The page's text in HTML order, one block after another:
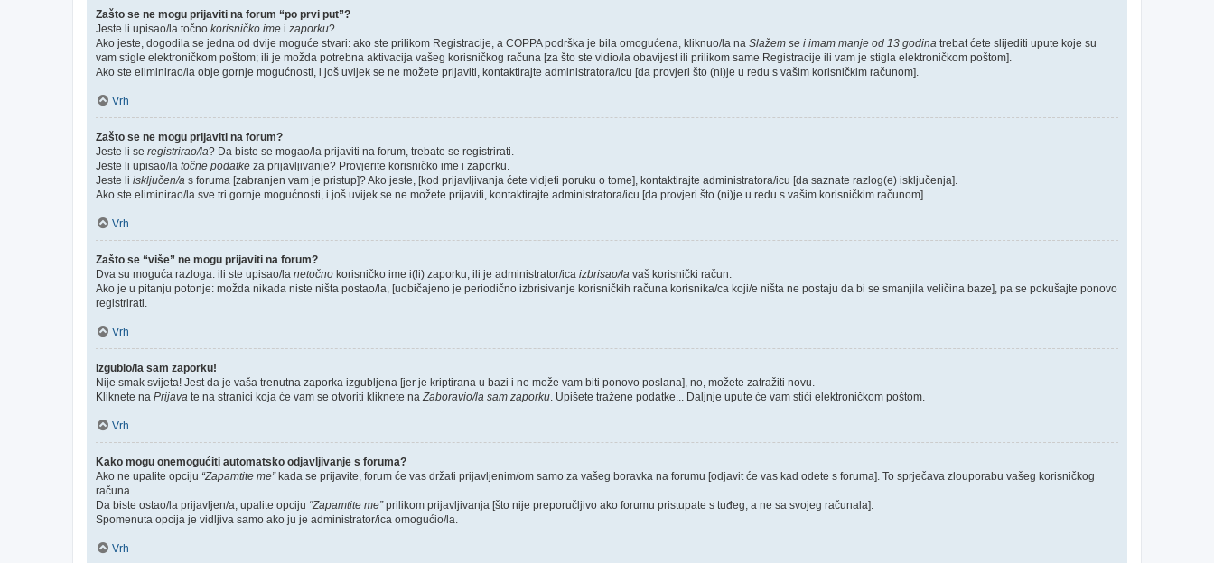
Zašto se ne mogu prijaviti na forum “po prvi put”?
Jeste li upisao/la točno korisničko ime i zaporku?
Ako jeste, dogodila se jedna od dvije moguće stvari: ako ste prilikom Registracije, a COPPA podrška je bila omogućena, kliknuo/la na Slažem se i imam manje od 13 godina trebat ćete slijediti upute koje su
vam stigle elektroničkom poštom; ili je možda potrebna aktivacija vašeg korisničkog računa [za što ste vidio/la obavijest ili prilikom same Registracije ili vam je stigla elektroničkom poštom].
Ako ste eliminirao/la obje gornje mogućnosti, i još uvijek se ne možete prijaviti, kontaktirajte administratora/icu [da provjeri što (ni)je u redu s vašim korisničkim računom].
Vrh
Zašto se ne mogu prijaviti na forum?
Jeste li se registrirao/la? Da biste se mogao/la prijaviti na forum, trebate se registrirati.
Jeste li upisao/la točne podatke za prijavljivanje? Provjerite korisničko ime i zaporku.
Jeste li isključen/a s foruma [zabranjen vam je pristup]? Ako jeste, [kod prijavljivanja ćete vidjeti poruku o tome], kontaktirajte administratora/icu [da saznate razlog(e) isključenja].
Ako ste eliminirao/la sve tri gornje mogućnosti, i još uvijek se ne možete prijaviti, kontaktirajte administratora/icu [da provjeri što (ni)je u redu s vašim korisničkim računom].
Vrh
Zašto se “više” ne mogu prijaviti na forum?
Dva su moguća razloga: ili ste upisao/la netočno korisničko ime i(li) zaporku; ili je administrator/ica izbrisao/la vaš korisnički račun.
Ako je u pitanju potonje: možda nikada niste ništa postao/la, [uobičajeno je periodično izbrisivanje korisničkih računa korisnika/ca koji/e ništa ne postaju da bi se smanjila veličina baze], pa se pokušajte ponovo
registrirati.
Vrh
Izgubio/la sam zaporku!
Nije smak svijeta! Jest da je vaša trenutna zaporka izgubljena [jer je kriptirana u bazi i ne može vam biti ponovo poslana], no, možete zatražiti novu.
Kliknete na Prijava te na stranici koja će vam se otvoriti kliknete naZaboravio/la sam zaporku. Upišete tražene podatke... Daljnje upute će vam stići elektroničkom poštom.
Vrh
Kako mogu onemogućiti automatsko odjavljivanje s foruma?
Ako ne upalite opciju “Zapamtite me”kada se prijavite, forum će vas držati prijavljenim/om samo za vašeg boravka na forumu [odjavit će vas kad odete s foruma]. To sprječava zlouporabu vašeg korisničkog
računa.
Da biste ostao/la prijavljen/a, upalite opciju “Zapamtite me”prilikom prijavljivanja [što nije preporučljivo ako forumu pristupate s tuđeg, a ne sa svojeg računala].
Spomenuta opcija je vidljiva samo ako ju je administrator/ica omogućio/la.
Vrh